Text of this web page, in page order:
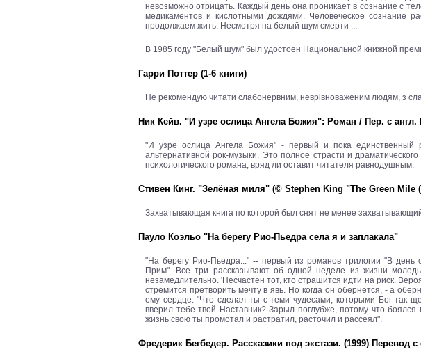
невозможно отрицать. Каждый день она проникает в сознание с
медикаментов и кислотными дождями. Человеческое сознание
продолжаем жить. Несмотря на белый шум смерти ...
В 1985 году "Белый шум" был удостоен Национальной книжной
Гарри Поттер (1-6 книги)
Не рекомендую читати слабонервним, неврівноваженим людям, з
Ник Кейв. "И узре ослица Ангела Божия": Роман / Пер. с
"И узре ослица Ангела Божия" - первый и пока единственный
альтернативной рок-музыки. Это полное страсти и
психологического романа, вряд ли оставит читателя равнодушным.
Стивен Кинг. "Зелёная миля" (© Stephen King "The Green Mile
Захватывающая книга по которой был снят не менее
Пауло Коэльо "На берегу Рио-Пьедра села я и заплакала"
"На берегу Рио-Пьедра..." -- первый из романов трилогии "В день
Прим". Все три рассказывают об одной неделе из жизни
незамедлительно. 'Несчастен тот, кто страшится идти на риск.
стремится претворить мечту в явь. Но когда он обернется, - а
ему сердце: "Что сделал ты с теми чудесами, которыми Бог так
вверил тебе твой Наставник? Зарыл поглубже, потому что
жизнь свою ты промотал и растратил, расточил и рассеял".
Фредерик Бегбедер. Рассказики под экстази. (1999) Перевод